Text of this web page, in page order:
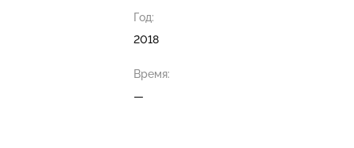
Год:
2018
Время:
—